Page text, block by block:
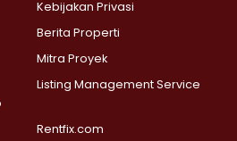
Selatan >
Labu >
Agung >
>
Pinang >
Kebijakan Privasi
Berita Properti
Mitra Proyek
Listing Management Service
Rentfix.com